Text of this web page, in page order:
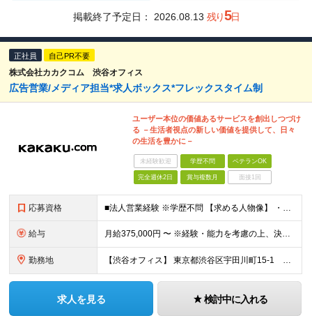
掲載終了予定日： 2026.08.13 残り5日
正社員 自己PR不要
株式会社カカクコム 渋谷オフィス
広告営業/メディア担当*求人ボックス*フレックスタイム制
ユーザー本位の価値あるサービスを創出しつづけ
る －生活者視点の新しい価値を提供して、日々
の生活を豊かに－
未経験歓迎 学歴不問 ベテランOK
完全週休2日 賞与複数月 面接1回
応募資格 ■法人営業経験 ※学歴不問 【求める人物像】 ・自ら営業計画を立て、目標達成のため思考し、自律して業務遂行ができる方 ・変化を楽しむことができ、既存のやり方や慣習にとらわれずにポジティブに物事を考え
給与 月給375,000円 〜 ※経験・能力を考慮の上、決定します ※試用期間3カ月/期間中の雇用形態および処遇の変更はありません ※固定残業手当（35時間相当。超過分は支給） ※給与見直し年2回、賞与年1
勤務地 【渋谷オフィス】 東京都渋谷区宇田川町15-1 渋谷パルコDGビル ※（変更の範囲）会社の定める場所
求人を見る 検討中に入れる